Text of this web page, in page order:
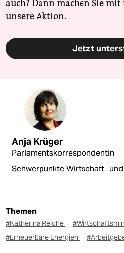
auch? Dann machen Sie
unsere Aktion.
Jetzt
Anja Krüger
Parlamentskorrespondentin
Schwerpunkte Wirtschaft-
Themen
#Katherina Reiche
#Erneuerbare Energien